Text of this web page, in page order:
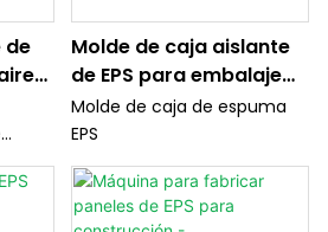
de
Molde de caja aislante
de EPS para embalaje
de espuma
Molde de caja de espuma
EPS